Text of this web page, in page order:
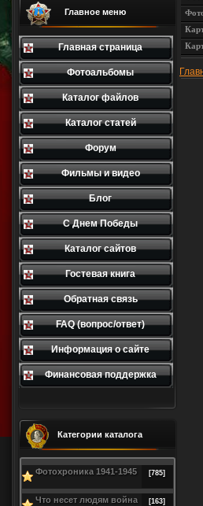
Главное меню
Главная страница
Фотоальбомы
Каталог файлов
Каталог статей
Форум
Фильмы и видео
Блог
С Днем Победы
Каталог сайтов
Гостевая книга
Обратная связь
FAQ (вопрос/ответ)
Информация о сайте
Финансовая поддержка
Категории каталога
Фотохроника 1941-1945 [785]
Что несет людям война [163]